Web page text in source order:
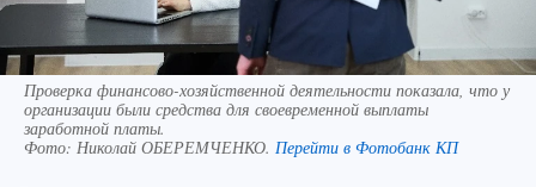
Проверка финансово-хозяйственной деятельности показала, что у
организации были средства для своевременной выплаты
заработной платы.
Фото: Николай ОБЕРЕМЧЕНКО. Перейти в Фотобанк КП